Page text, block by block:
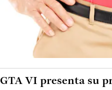
GTA VI presenta su